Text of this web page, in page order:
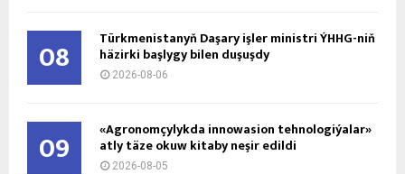
08 Türkmenistanyň Daşary işler ministri ÝHHG-niň
häzirki başlygy bilen duşuşdy
2026-08-06
09 «Agronomçylykda innowasion tehnologiýalar»
atly täze okuw kitaby neşir edildi
2026-08-05